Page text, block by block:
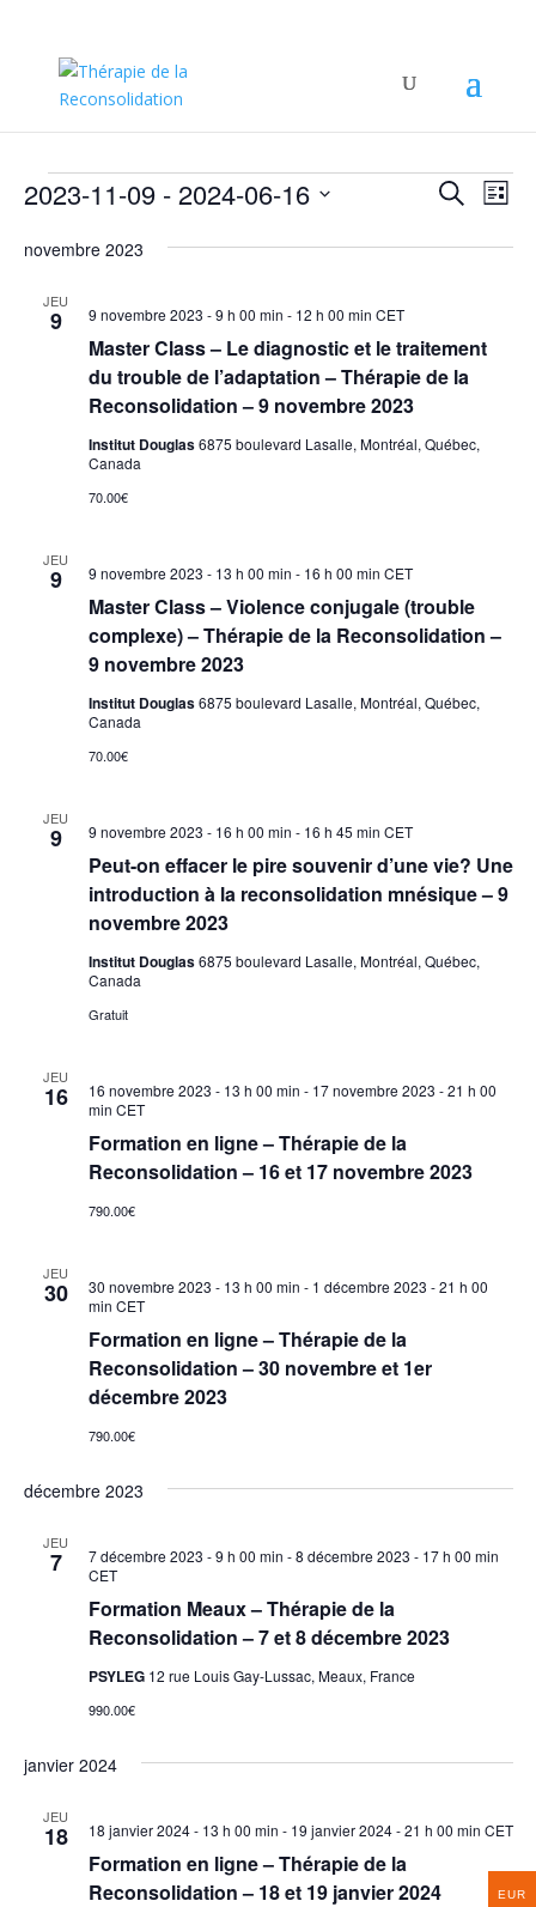
Évènements Recherche
de
Liste
2023-11-09 - 2024-06-16
une
novembre 2023
JEU
9
Master Class – Le diagnostic et le traitement
du trouble de l’adaptation – Thérapie de la
Reconsolidation – 9 novembre 2023
9 novembre 2023 - 9 h 00 min - 12 h 00 min CET
Institut Douglas6875 boulevard Lasalle, Montréal, Québec,
Canada
70.00€
JEU
9
Master Class – Violence conjugale (trouble
complexe) – Thérapie de la Reconsolidation –
9 novembre 2023
9 novembre 2023 - 13 h 00 min - 16 h 00 min CET
Institut Douglas6875 boulevard Lasalle, Montréal, Québec,
Canada
70.00€
JEU
9
Peut-on effacer le pire souvenir d’une vie? Une
introduction à la reconsolidation mnésique – 9
novembre 2023
9 novembre 2023 - 16 h 00 min - 16 h 45 min CET
Institut Douglas6875 boulevard Lasalle, Montréal, Québec,
Canada
Gratuit
JEU
16
Formation en ligne – Thérapie de la
Reconsolidation – 16 et 17 novembre 2023
16 novembre 2023 - 13 h 00 min - 17 novembre 2023 - 21 h 00
min CET
790.00€
JEU
30
Formation en ligne – Thérapie de la
Reconsolidation – 30 novembre et 1er
décembre 2023
30 novembre 2023 - 13 h 00 min - 1 décembre 2023 - 21 h 00
min CET
790.00€
décembre 2023
JEU
7
Formation Meaux – Thérapie de la
Reconsolidation – 7 et 8 décembre 2023
7 décembre 2023 - 9 h 00 min -8 décembre 2023 - 17 h 00 min
CET
PSYLEG 12 rue Louis Gay-Lussac, Meaux, France
990.00€
janvier 2024
JEU
18
Formation en ligne – Thérapie de la
Reconsolidation – 18 et 19 janvier 2024
18 janvier 2024 - 13 h 00 min - 19 janvier 2024 - 21 h 00 min CET
EUR